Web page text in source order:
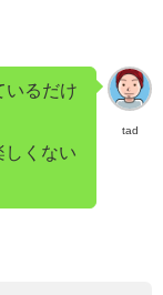
tad
いるだけ
しくない